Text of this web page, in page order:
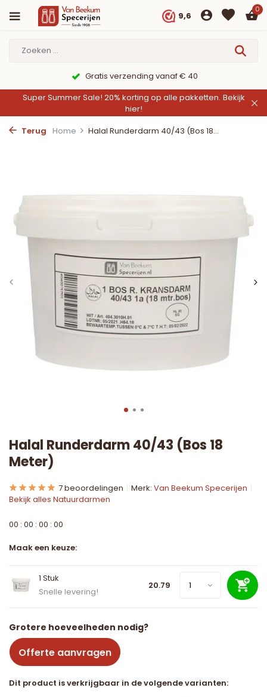
9,6
0
Super Summer Sale! 20% korting op alle pakketten. Bekijk
hier!
Terug
Home Halal Runderdarm 40/43 (Bos 18...
Halal Runderdarm 40/43 (Bos 18
Meter)
7 beoordelingen Merk: Van Beekum Specerijen
Bekijk alles Natuurdarmen
00 : 00 : 00 : 00
Maak een keuze:
1 Stuk
Snelle levering!
20.79
Grotere hoeveelheden nodig?
Offerte aanvragen
Dit product is verkrijgbaar in de volgende varianten: